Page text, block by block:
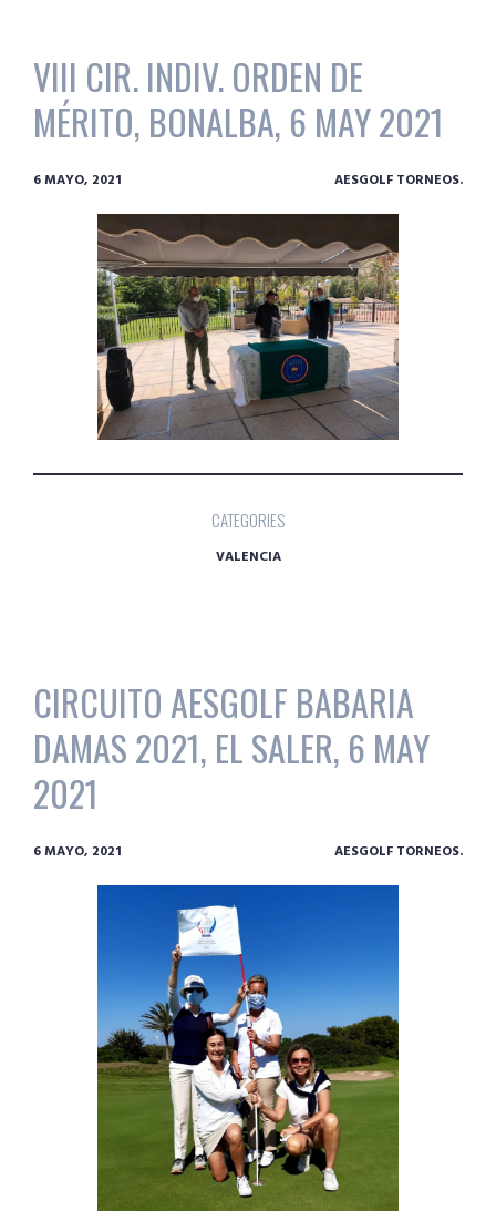
VIII CIR. INDIV. ORDEN DE
MÉRITO, BONALBA, 6 MAY 2021
6 MAYO, 2021 AESGOLF TORNEOS.
CATEGORIES
VALENCIA
CIRCUITO AESGOLF BABARIA
DAMAS 2021, EL SALER, 6 MAY
2021
6 MAYO, 2021 AESGOLF TORNEOS.